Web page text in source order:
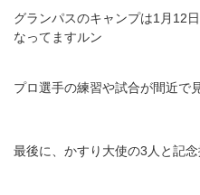
グランパスのキャンプは1月12
なってますルン
プロ選手の練習や試合が間近で
最後に、かすり大使の3人と記